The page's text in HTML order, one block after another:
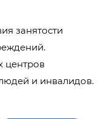
занятости
центров
и инвалидов.